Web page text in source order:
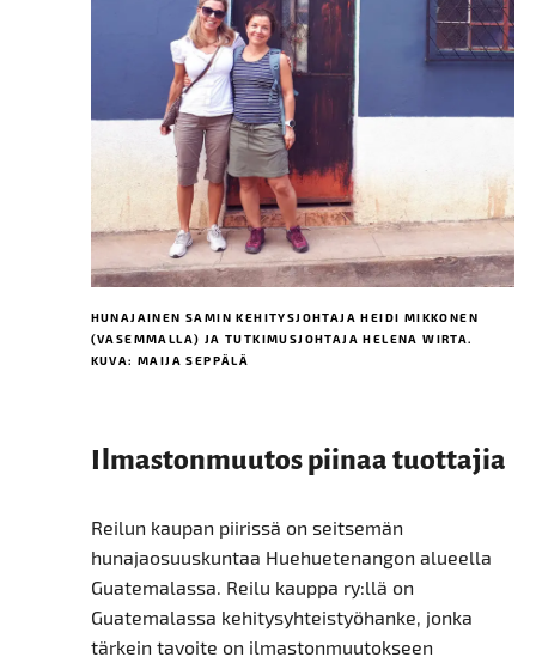
HUNAJAINEN SAMIN KEHITYSJOHTAJA HEIDI MIKKONEN
(VASEMMALLA) JA TUTKIMUSJOHTAJA HELENA WIRTA.
KUVA: MAIJA SEPPÄLÄ
Ilmastonmuutos piinaa tuottajia
Reilun kaupan piirissä on seitsemän
hunajaosuuskuntaa Huehuetenangon alueella
Guatemalassa. Reilu kauppa ry:llä on
Guatemalassa kehitysyhteistyöhanke, jonka
tärkein tavoite on ilmastonmuutokseen